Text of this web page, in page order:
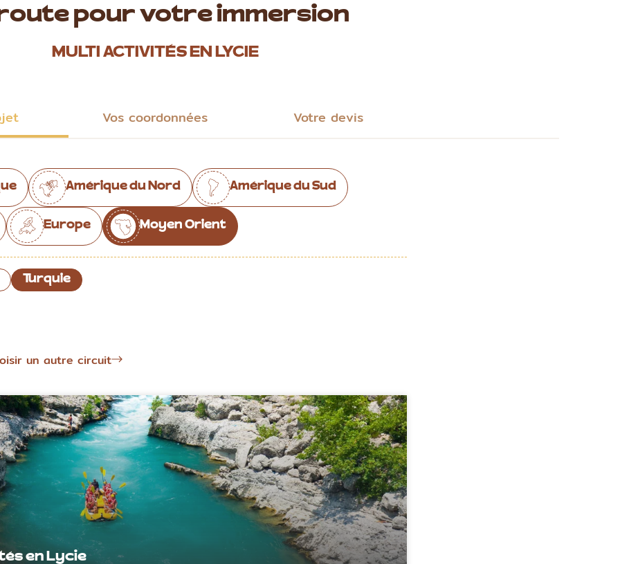
route pour votre immersion
MULTI ACTIVITÉS EN LYCIE
Vos coordonnées Votre devis
Amérique du Nord Amérique du Sud
Europe Moyen Orient
Turquie
un autre circuit
en Lycie